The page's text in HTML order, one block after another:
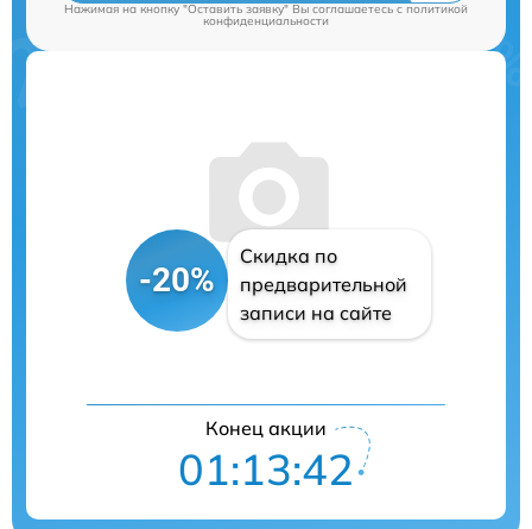
Нажимая на кнопку "Оставить заявку" Вы соглашаетесь c политикой
конфиденциальности
-20%
Скидка по
предварительной
записи на сайте
Конец акции
01:13:41